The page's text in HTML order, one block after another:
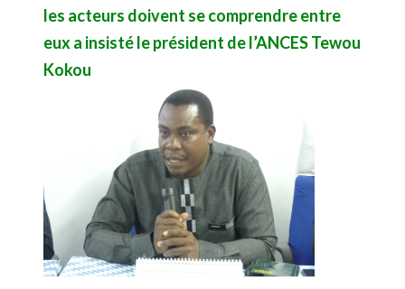
les acteurs doivent se comprendre entre
eux a insisté le président de l’ANCES Tewou
Kokou